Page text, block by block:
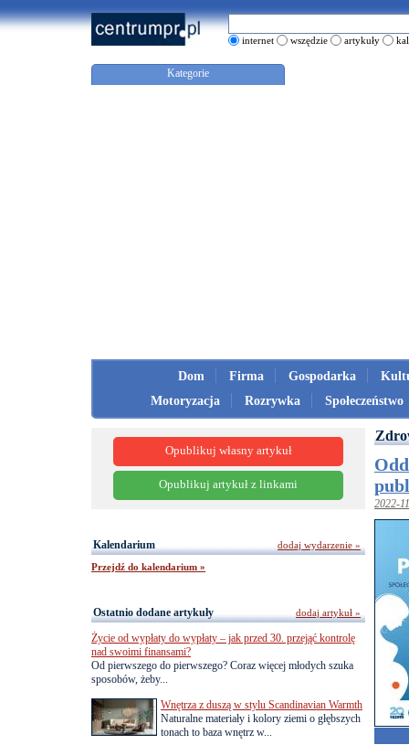
internet wszędzie artykuły
Kategorie
Dom Firma Gospodarka
Motoryzacja
Rozrywka Społeczeństwo
2022-
Opublikuj własny artykuł
Opublikuj artykuł z linkami
Kalendarium
Przejdź do kalendarium »
dodaj wydarzenie »
Ostatnio dodane artykuły
Życie od wypłaty do wypłaty – jak przed 30. przejąć kontrolę
nad swoimi finansami?
Od pierwszego do pierwszego? Coraz więcej młodych szuka
sposobów, żeby...
Wnętrza z duszą w stylu Scandinavian Warmth
Naturalne materiały i kolory ziemi o głębszych
tonach to baza wnętrz w...
dodaj artykuł »